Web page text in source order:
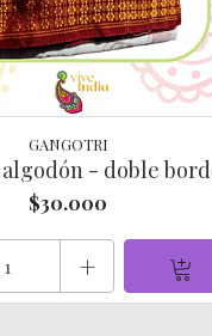
GANGOTRI
- doble
$30.000
+